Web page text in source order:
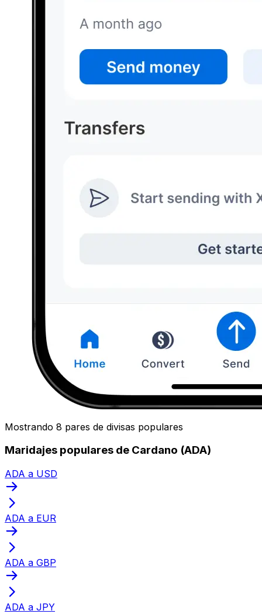
Mostrando 8 pares de divisas populares
Maridajes populares de Cardano (ADA)
ADA a USD
ADA a EUR
ADA a GBP
ADA a JPY